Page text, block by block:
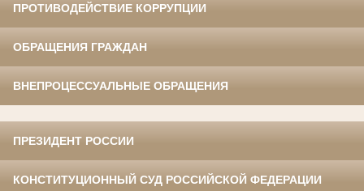
ПРОТИВОДЕЙСТВИЕ КОРРУПЦИИ
ОБРАЩЕНИЯ ГРАЖДАН
ВНЕПРОЦЕССУАЛЬНЫЕ ОБРАЩЕНИЯ
ПРЕЗИДЕНТ РОССИИ
КОНСТИТУЦИОННЫЙ СУД РОССИЙСКОЙ ФЕДЕРАЦИИ